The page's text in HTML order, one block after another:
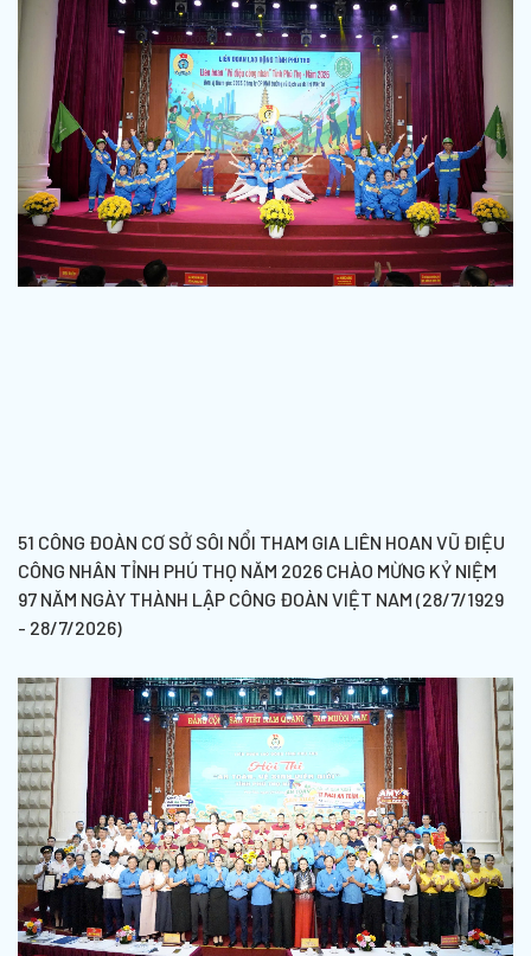
51 CÔNG ĐOÀN CƠ SỞ SÔI NỔI THAM GIA LIÊN HOAN VŨ ĐIỆU
CÔNG NHÂN TỈNH PHÚ THỌ NĂM 2026 CHÀO MỪNG KỶ NIỆM
97 NĂM NGÀY THÀNH LẬP CÔNG ĐOÀN VIỆT NAM (28/7/1929
- 28/7/2026)